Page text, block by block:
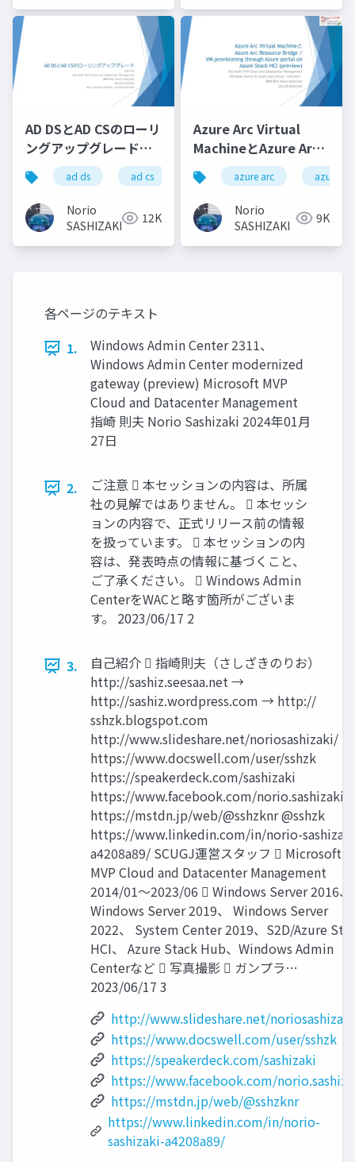
AD DSとAD CSのローリ
ングアップグレード
_ADDS and ADCS
Rolling Upgrade
ad ds ad cs active directory
Norio
SASHIZAKI
12K
Azure Arc Virtual
MachineとAzure Arc
Resource Bridge / VM
provisioning through
Azure portal on
Azure Stack HCI
(preview)
azure arc azure
Norio
SASHIZAKI
9K
各ページのテキスト
1.
Windows Admin Center 2311、
Windows Admin Center modernized
gateway (preview) Microsoft MVP
Cloud and Datacenter Management
指崎 則夫 Norio Sashizaki 2024年01月
27日
2.
ご注意  本セッションの内容は、所属
社の見解ではありません。  本セッシ
ョンの内容で、正式リリース前の情報
を扱っています。  本セッションの内
容は、発表時点の情報に基づくこと、
ご了承ください。  Windows Admin
CenterをWACと略す箇所がございま
す。 2023/06/17 2
3.
自己紹介  指崎則夫（さしざきのりお）
http://sashiz.seesaa.net →
http://sashiz.wordpress.com → http://
sshzk.blogspot.com
http://www.slideshare.net/noriosashizaki/
https://www.docswell.com/user/sshzk
https://speakerdeck.com/sashizaki
https://www.facebook.com/norio.sashizaki
https://mstdn.jp/web/@sshzknr @sshzk
https://www.linkedin.com/in/norio-
a4208a89/ SCUGJ運営スタッフ  Microsoft
MVP Cloud and Datacenter Management
2014/01～2023/06  Windows Server 2016、
Windows Server 2019、 Windows Server
2022、 System Center 2019、S2D/Azure
HCI、 Azure Stack Hub、Windows Admin
Centerなど  写真撮影  ガンプラ…
2023/06/17 3
http://www.slideshare.net/
https://www.docswell.com/user/sshzk
https://speakerdeck.com/sashizaki
https://www.facebook.com/
https://mstdn.jp/web/@sshzknr
https://www.linkedin.com/in/norio-
sashizaki-a4208a89/